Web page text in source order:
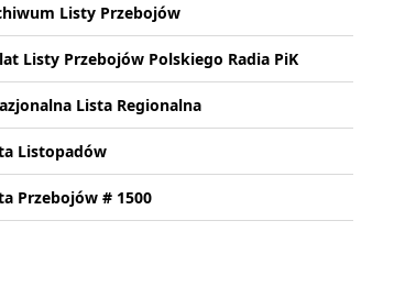
Listy Przebojów
Listy Przebojów Polskiego Radia PiK
Lista Regionalna
Listopadów
Przebojów # 1500